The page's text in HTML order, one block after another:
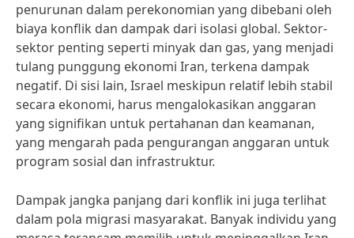
penurunan dalam perekonomian yang dibebani oleh
biaya konflik dan dampak dari isolasi global. Sektor-
sektor penting seperti minyak dan gas, yang menjadi
tulang punggung ekonomi Iran, terkena dampak
negatif. Di sisi lain, Israel meskipun relatif lebih stabil
secara ekonomi, harus mengalokasikan anggaran
yang signifikan untuk pertahanan dan keamanan,
yang mengarah pada pengurangan anggaran untuk
program sosial dan infrastruktur.
Dampak jangka panjang dari konflik ini juga terlihat
dalam pola migrasi masyarakat. Banyak individu yang